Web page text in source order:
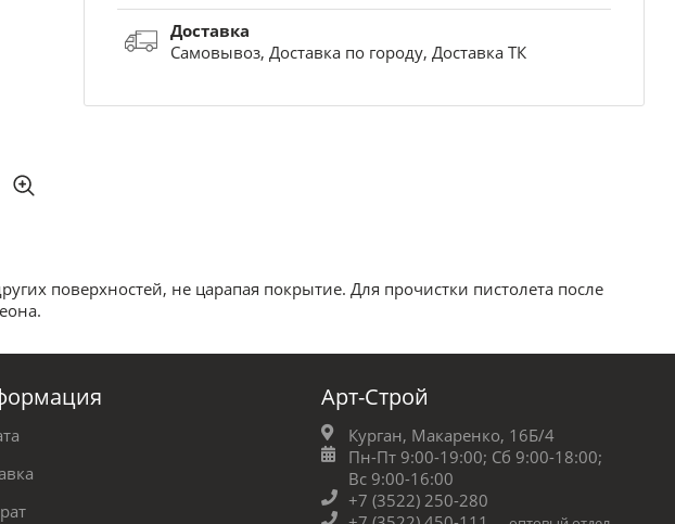
Доставка
Самовывоз, Доставка по городу, Доставка ТК
поверхностей, не царапая покрытие. Для прочистки пистолета после
Арт-Строй
Курган, Макаренко, 16Б/4
Пн-Пт 9:00-19:00; Сб 9:00-18:00;
Вс 9:00-16:00
+7 (3522) 250-280